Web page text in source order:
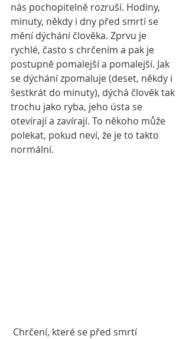
nás pochopitelně rozruší. Hodiny,
minuty, někdy i dny před smrtí se
mění dýchání člověka. Zprvu je
rychlé, často s chrčením a pak je
postupně pomalejší a pomalejší. Jak
se dýchání zpomaluje (deset, někdy i
šestkrát do minuty), dýchá člověk tak
trochu jako ryba, jeho ústa se
otevírají a zavírají. To někoho může
polekat, pokud neví, že je to takto
normální.